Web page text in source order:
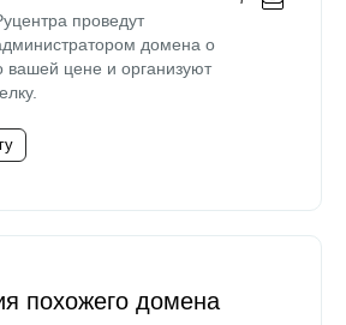
проведут
домена о
вашей цене и организуют
похожего домена